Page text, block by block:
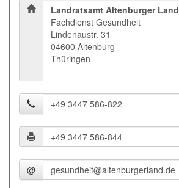
Landratsamt Altenburger Land
Fachdienst Gesundheit
Lindenaustr. 31
04600 Altenburg
Thüringen
@